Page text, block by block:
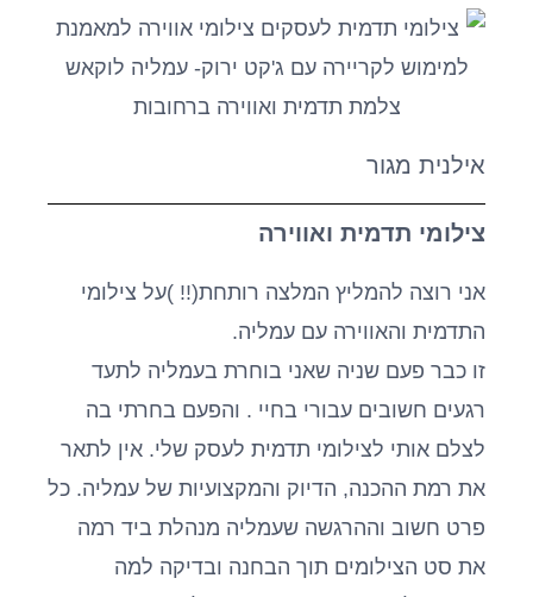
אילנית מגור
צילומי תדמית ואווירה
אני רוצה להמליץ המלצה רותחת(!! )על צילומי
התדמית והאווירה עם עמליה.
זו כבר פעם שניה שאני בוחרת בעמליה לתעד
רגעים חשובים עבורי בחיי . והפעם בחרתי בה
לצלם אותי לצילומי תדמית לעסק שלי. אין לתאר
את רמת ההכנה, הדיוק והמקצועיות של עמליה. כל
פרט חשוב וההרגשה שעמליה מנהלת ביד רמה
את סט הצילומים תוך הבחנה ובדיקה למה